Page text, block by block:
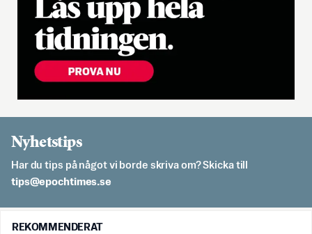
Nyhetstips
Har du tips på något vi borde skriva om? Skicka till
es.semithcope@spit
REKOMMENDERAT